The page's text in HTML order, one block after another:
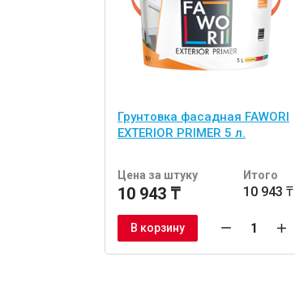
Грунтовка фасадная FAWORI
EXTERIOR PRIMER 5 л.
Цена за штуку
10 943 ₸
Итого
10 943 ₸
В корзину